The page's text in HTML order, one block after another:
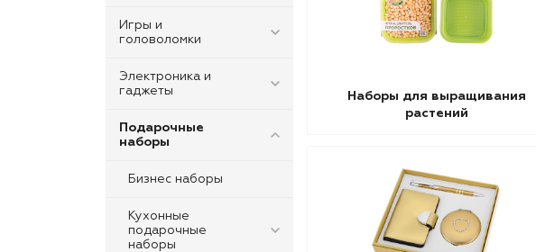
Игры и
головоломки
Электроника и
гаджеты
Подарочные
наборы
Бизнес наборы
Кухонные
подарочные
наборы
Наборы для выращивания
растений